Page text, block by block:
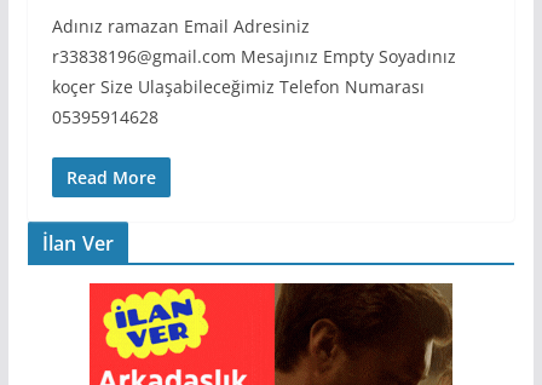
Adınız ramazan Email Adresiniz
r33838196@gmail.com Mesajınız Empty Soyadınız
koçer Size Ulaşabileceğimiz Telefon Numarası
05395914628
Read More
İlan Ver